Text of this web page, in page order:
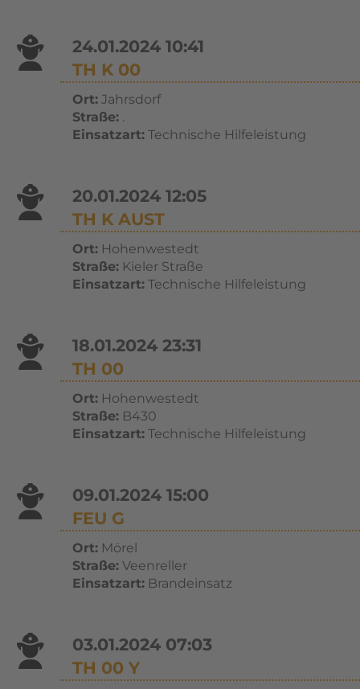
24.01.2024 10:41
TH K 00
Ort:Jahrsdorf
Straße:.
Einsatzart:Technische Hilfeleistung
20.01.2024 12:05
TH K AUST
Ort:Hohenwestedt
Straße:Kieler Straße
Einsatzart:Technische Hilfeleistung
18.01.2024 23:31
TH 00
Ort:Hohenwestedt
Straße:B430
Einsatzart:Technische Hilfeleistung
09.01.2024 15:00
FEU G
Ort:Mörel
Straße:Veenreller
Einsatzart:Brandeinsatz
03.01.2024 07:03
TH 00 Y